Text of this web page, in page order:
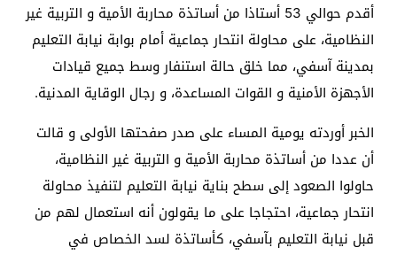
أقدم حوالي 53 أستاذا من أساتذة محاربة الأمية و التربية غير
النظامية، على محاولة انتحار جماعية أمام بوابة نيابة التعليم
بمدينة آسفي، مما خلق حالة استنفار وسط جميع قيادات
الأجهزة الأمنية و القوات المساعدة، و رجال الوقاية المدنية.
الخبر أوردته يومية المساء على صدر صفحتها الأولى و قالت
أن عددا من أساتذة محاربة الأمية و التربية غير النظامية،
حاولوا الصعود إلى سطح بناية نيابة التعليم لتنفيذ محاولة
انتحار جماعية، احتجاجا على ما يقولون أنه استعمال لهم من
قبل نيابة التعليم بآسفي، كأساتذة لسد الخصاص في